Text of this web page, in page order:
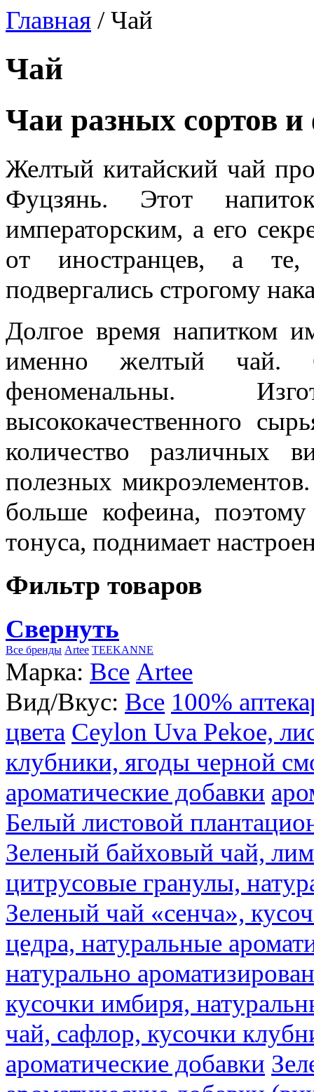
Главная /Чай
Чай
Чаи разных сортов и
Желтый китайский чай
Фуцзянь. Этот
императорским, а его
от иностранцев, а
подвергались строгому
Долгое время напитком
именно желтый чай.
феноменальны.
высококачественного
количество различных
полезных
больше кофеина,
тонуса, поднимает
Фильтр товаров
Свернуть
Все бренды Artee TEEKANNE
Марка: Все Artee
Вид/Вкус: Все 100%
цвета Ceylon Uva Pekoe,
клубники, ягоды черной
ароматические добавки
Белый листовой
Зеленый байховый чай,
цитрусовые гранулы,
Зеленый чай «сенча»,
цедра, натуральные
натурально
кусочки имбиря,
чай, сафлор, кусочки
ароматические добавки